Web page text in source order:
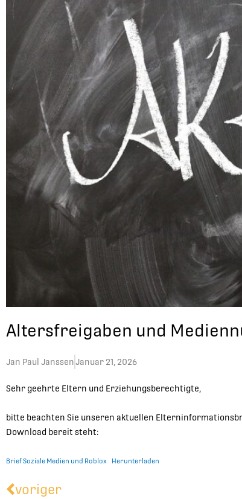
Altersfreigaben und
Jan Paul JanssenJanuar 21, 2026
Sehr geehrte Eltern und Erziehungsberechtigte,
bitte beachten Sie unseren aktuellen
Download bereit steht:
Brief Soziale Medien und Roblox Herunterladen
Zurück
voriger